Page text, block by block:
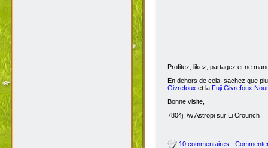
Profitez, likez, partagez et ne
En dehors de cela, sachez que
Givrefoux et la Fuji Givrefoux
Bonne visite,
7804j, /w Astropi sur Li Crounch
10 commentaires -